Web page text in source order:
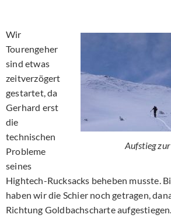
Aufstieg
Wir
Tourengeher
sind etwas
zeitverzögert
gestartet, da
Gerhard erst
die
technischen
Probleme
seines
Hightech-Rucksacks beheben musste.
haben wir die Schier noch getragen,
Richtung Goldbachscharte aufgestiegen.